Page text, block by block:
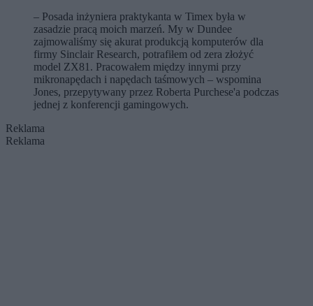
– Posada inżyniera praktykanta w Timex była w
zasadzie pracą moich marzeń. My w Dundee
zajmowaliśmy się akurat produkcją komputerów dla
firmy Sinclair Research, potrafiłem od zera złożyć
model ZX81. Pracowałem między innymi przy
mikronapędach i napędach taśmowych – wspomina
Jones, przepytywany przez Roberta Purchese'a podczas
jednej z konferencji gamingowych.
Reklama
Reklama